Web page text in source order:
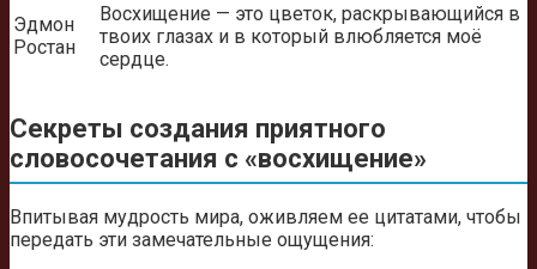
Эдмон
Ростан
Восхищение — это цветок, раскрывающийся в
твоих глазах и в который влюбляется моё
сердце.
Секреты создания приятного
словосочетания с «восхищение»
Впитывая мудрость мира, оживляем ее цитатами, чтобы
передать эти замечательные ощущения: